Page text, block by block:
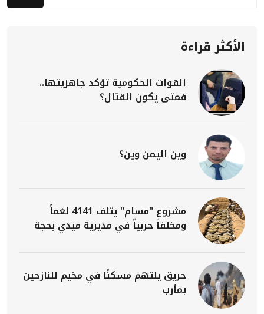
الأكثر قراءة
القوات الحكومية تؤكد جاهزيتها..
فمتى يكون القتال؟
وين اليمن وين؟
مشروع "مسام" يتلف 4141 لغماً
ومخلفاً حربياً في مديرية ميدي بحجة
حريق يلتهم مسكنًا في مخيم للنازحين
بمأرب